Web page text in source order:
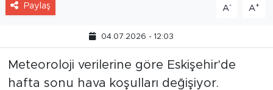
Paylaş A- A+
04.07.2026 - 12:03
Meteoroloji verilerine göre Eskişehir'de
hafta sonu hava koşulları değişiyor.